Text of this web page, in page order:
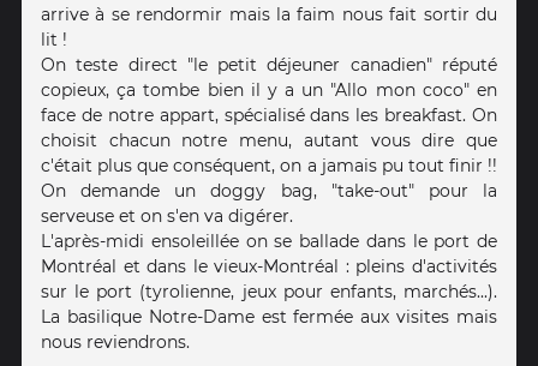
arrive à se rendormir mais la faim nous fait sortir du
lit !
On teste direct "le petit déjeuner canadien" réputé
copieux, ça tombe bien il y a un "Allo mon coco" en
face de notre appart, spécialisé dans les breakfast. On
choisit chacun notre menu, autant vous dire que
c'était plus que conséquent, on a jamais pu tout finir !!
On demande un doggy bag, "take-out" pour la
serveuse et on s'en va digérer.
L'après-midi ensoleillée on se ballade dans le port de
Montréal et dans le vieux-Montréal : pleins d'activités
sur le port (tyrolienne, jeux pour enfants, marchés...).
La basilique Notre-Dame est fermée aux visites mais
nous reviendrons.